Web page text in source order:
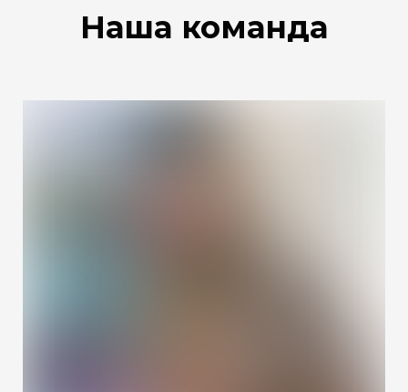
Наша команда